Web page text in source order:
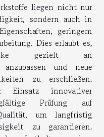
liegen nicht nur
sondern auch in
geringem
Dies erlaubt es,
gezielt an
anzupassen und neue
zu erschließen.
Einsatz innovativer
Prüfung auf
um langfristig
zu garantieren.